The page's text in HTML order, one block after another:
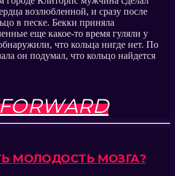
возлюбленной, и сразу после
в песке. Бекки приняла
еще какое-то время гуляли у
что кольца нигде нет. По
он подумал, что кольцо найдется
МОЛОДОСТЬ МОЗГА?